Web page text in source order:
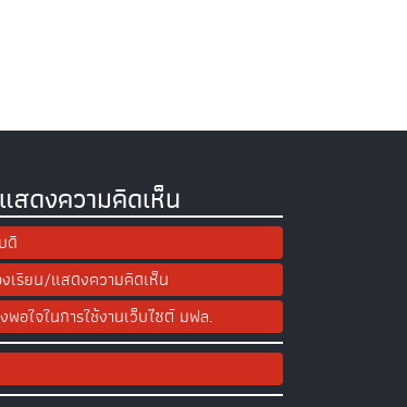
สดงความคิดเห็น
ดี
งเรียน/แสดงความคิดเห็น
พอใจในการใช้งานเว็บไซต์ มฟล.